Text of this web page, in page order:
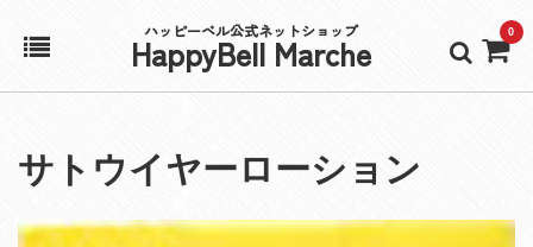
ハッピーベル公式ネットショップ
HappyBell Marche 0
アカウント
カート
サトウイヤーローション